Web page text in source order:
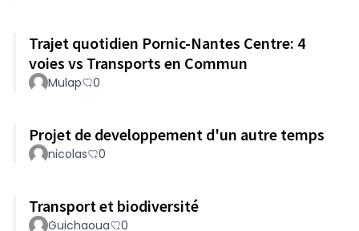
Trajet quotidien Pornic-Nantes Centre: 4
voies vs Transports en Commun
Mulap 0
Projet de developpement d'un autre temps
nicolas 0
Transport et biodiversité
Guichaoua 0